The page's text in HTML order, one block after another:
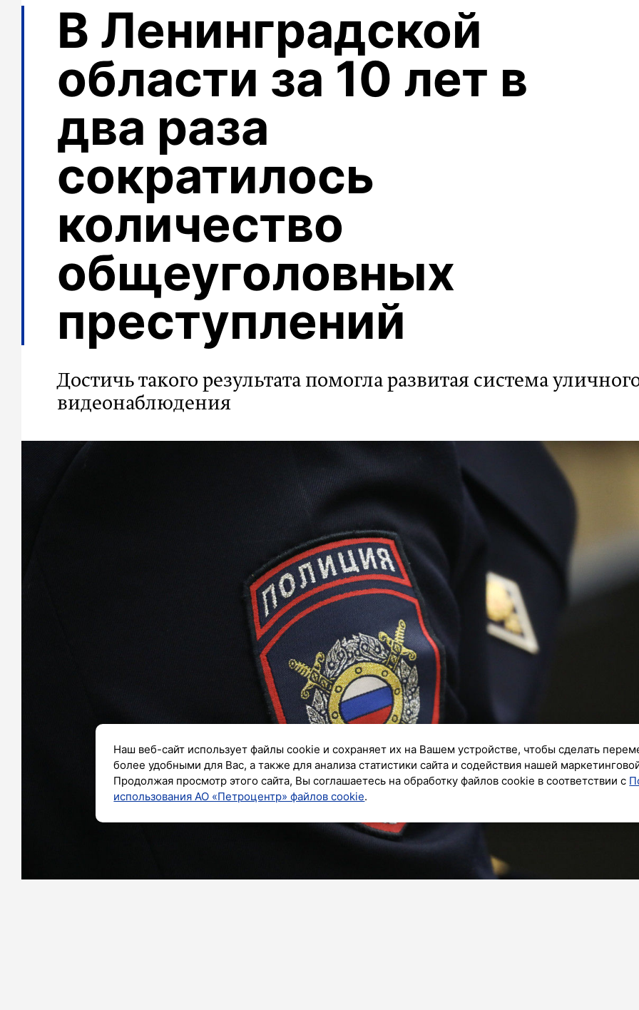
В Ленинградской
области за 10 лет в
два раза
сократилось
количество
общеуголовных
преступлений
Достичь такого результата помогла развитая система
видеонаблюдения
Наш веб-сайт использует файлы cookie и сохраняет их на Вашем устройстве, чтобы сделать
более удобными для Вас, а также для анализа статистики сайта и содействия нашей
Продолжая просмотр этого сайта, Вы соглашаетесь на обработку файлов cookie в соответствии с
использования АО «Петроцентр» файлов cookie.